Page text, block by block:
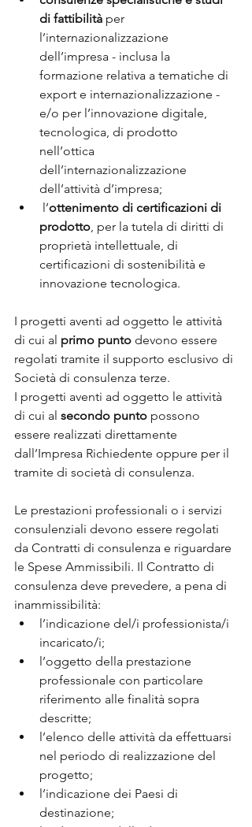
di fattibilità per
l’internazionalizzazione
dell’impresa - inclusa la
formazione relativa a tematiche di
export e internazionalizzazione -
e/o per l’innovazione digitale,
tecnologica, di prodotto
nell’ottica
dell’internazionalizzazione
dell’attività d’impresa;
l’ottenimento di certificazioni di
prodotto , per la tutela di diritti di
proprietà intellettuale, di
certificazioni di sostenibilità e
innovazione tecnologica.
I progetti aventi ad oggetto le attività
di cui al primo punto devono essere
regolati tramite il supporto esclusivo di
Società di consulenza terze.
I progetti aventi ad oggetto le attività
di cui al secondo punto possono
essere realizzati direttamente
dall’Impresa Richiedente oppure per il
tramite di società di consulenza.
Le prestazioni professionali o i servizi
consulenziali devono essere regolati
da Contratti di consulenza e riguardare
le Spese Ammissibili. Il Contratto di
consulenza deve prevedere, a pena di
inammissibilità:
l’indicazione del/i professionista/i
incaricato/i;
l’oggetto della prestazione
professionale con particolare
riferimento alle finalità sopra
descritte;
l’elenco delle attività da effettuarsi
nel periodo di realizzazione del
progetto;
l’indicazione dei Paesi di
destinazione;